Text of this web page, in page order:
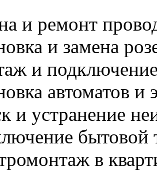
и ремонт
и замена
и подключение
автоматов и
и устранение
бытовой
в